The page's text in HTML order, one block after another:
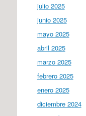
julio 2025
junio 2025
mayo 2025
abril 2025
marzo 2025
febrero 2025
enero 2025
diciembre 2024